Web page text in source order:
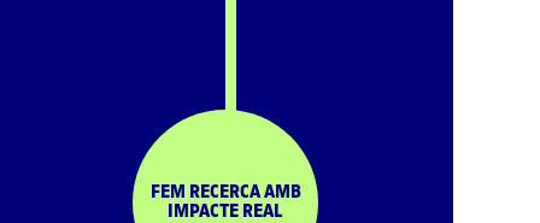
FEM RECERCA AMB
IMPACTE REAL